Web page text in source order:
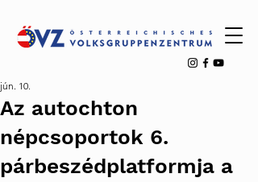
Az autochton
népcsoportok 6.
párbeszédplatformja a
jún. 10.